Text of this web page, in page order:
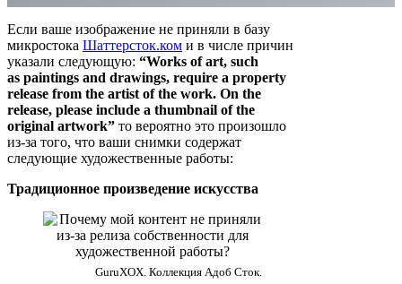
Если ваше изображение не приняли в базу
микростока Шаттерсток.ком и в числе причин
указали следующую: “Works of art, such
as paintings and drawings, require a property
release from the artist of the work. On the
release, please include a thumbnail of the
original artwork” то вероятно это произошло
из-за того, что ваши снимки содержат
следующие художественные работы:
Традиционное произведение искусства
GuruXOX. Коллекция Адоб Сток.